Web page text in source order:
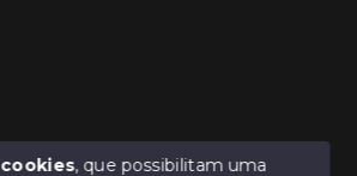
cookies, que possibilitam uma